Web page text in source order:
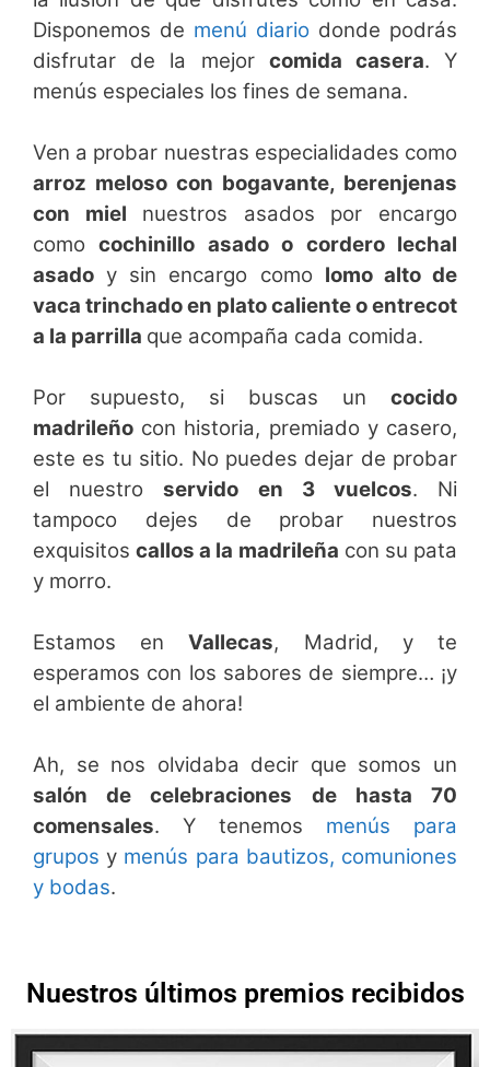
Disponemos de menú diario donde podrás
disfrutar de la mejor comida casera. Y
menús especiales los fines de semana.
Ven a probar nuestras especialidades como
arroz meloso con bogavante, berenjenas
con miel nuestros asados por encargo
comocochinillo asado o cordero lechal
asado y sin encargo como lomo alto de
vaca trinchado en plato caliente o entrecot
a la parrilla que acompaña cada comida.
Por supuesto, si buscas un cocido
madrileño con historia, premiado y casero,
este es tu sitio. No puedes dejar de probar
el nuestroservido en 3 vuelcos. Ni
tampoco dejes de probar nuestros
exquisitoscallos a la madrileña con su pata
y morro.
Estamos enVallecas, Madrid, y te
esperamos con los sabores de siempre… ¡y
el ambiente de ahora!
Ah, se nos olvidaba decir que somos un
salón de celebraciones de hasta 70
comensales. Y tenemos menús para
grupos y menús para bautizos, comuniones
y bodas.
Nuestros últimos premios recibidos